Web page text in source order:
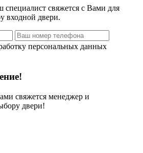
свяжется с Вами для
входной двери.
персональных данных
свяжется менеджер и
двери!